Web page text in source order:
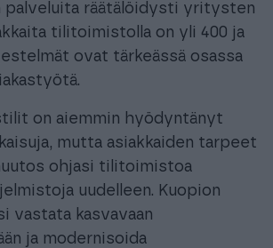
palveluita räätälöidysti yritysten
tilitoimistolla on yli 400 ja
ovat tärkeässä osassa
on aiemmin hyödyntänyt
mutta asiakkaiden tarpeet
ohjasi tilitoimistoa
uudelleen. Kuopion
vastata kasvavaan
ja modernisoida